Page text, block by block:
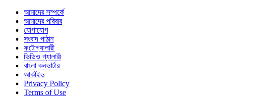
আমাদের সম্পর্কে
আমাদের পরিবার
যোগাযোগ
সংবাদ পাঠান
ফটোগ্যালারী
ভিডিও গ্যালারী
বাংলা কনভার্টার
আর্কাইভ
Privacy Policy
Terms of Use